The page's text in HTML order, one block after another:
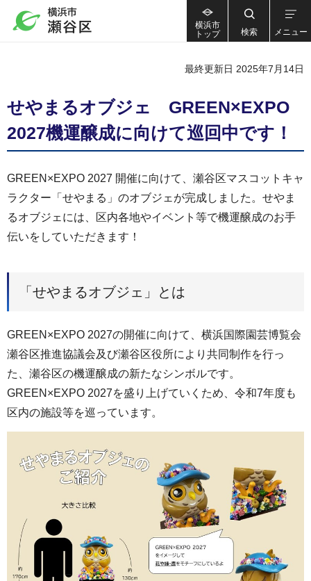
横浜市
トップ
検索 メニュー
最終更新日 2025年7月14日
せやまるオブジェ GREEN×EXPO
2027機運醸成に向けて巡回中です！
GREEN×EXPO 2027 開催に向けて、瀬谷区マスコットキャ
ラクター「せやまる」のオブジェが完成しました。せやま
るオブジェには、区内各地やイベント等で機運醸成のお手
伝いをしていただきます！
「せやまるオブジェ」とは
GREEN×EXPO 2027の開催に向けて、横浜国際園芸博覧会
瀬谷区推進協議会及び瀬谷区役所により共同制作を行っ
た、瀬谷区の機運醸成の新たなシンボルです。
GREEN×EXPO 2027を盛り上げていくため、令和7年度も
区内の施設等を巡っています。